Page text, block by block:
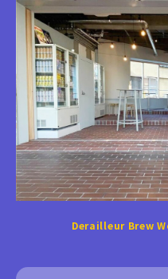
Derailleur Brew